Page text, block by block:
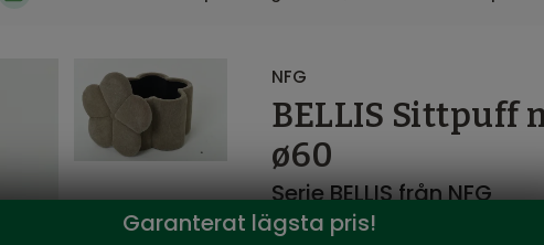
NFG
BELLIS Sittpuff
ø60
Serie BELLIS från NFG
Garanterat lägsta pris!